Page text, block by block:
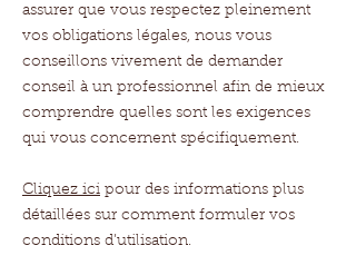
assurer que vous respectez pleinement
vos obligations légales, nous vous
conseillons vivement de demander
conseil à un professionnel afin de mieux
comprendre quelles sont les exigences
qui vous concernent spécifiquement.
Cliquez ici pour des informations plus
détaillées sur comment formuler vos
conditions d’utilisation.